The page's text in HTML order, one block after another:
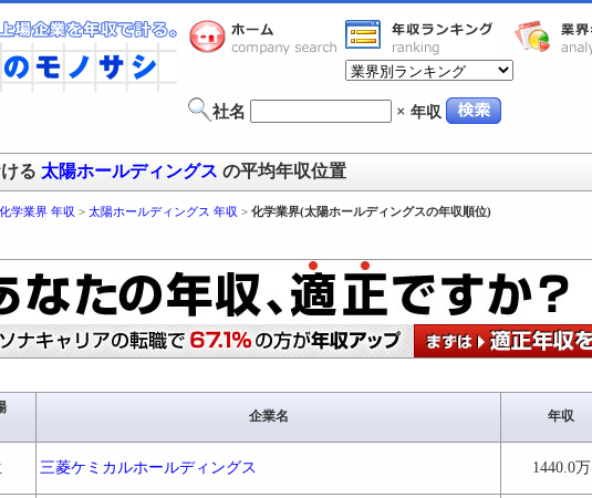
社名 × 年収
る 太陽ホールディングス の平均年収位置
化学業界 年収 > 太陽ホールディングス 年収 > 化学業界(太陽ホールディングスの年収順位)
企業名 年収
三菱ケミカルホールディングス 1440.0万